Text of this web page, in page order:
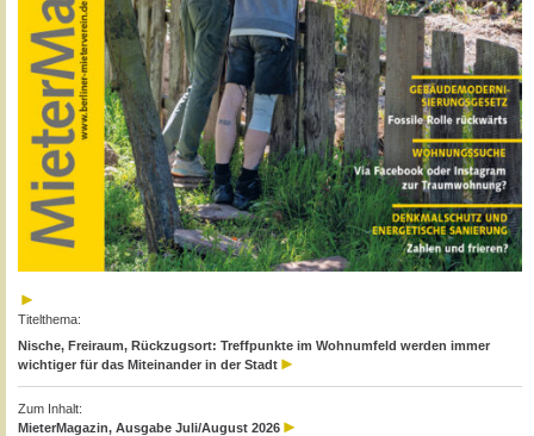
Titelthema:
Nische, Freiraum, Rückzugsort: Treffpunkte im Wohnumfeld werden immer
wichtiger für das Miteinander in der Stadt
Zum Inhalt:
MieterMagazin, Ausgabe Juli/August 2026